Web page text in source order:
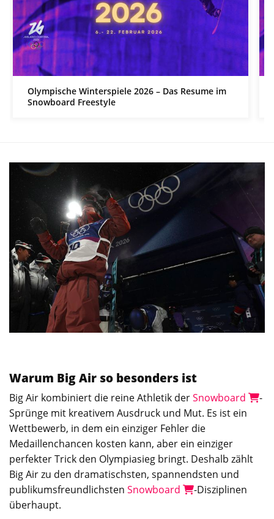
Olympische Winterspiele 2026 – Das Resume im
Snowboard Freestyle
Warum Big Air so besonders ist
Big Air kombiniert die reine Athletik derSnowboard
-
Sprünge mit kreativem Ausdruck und Mut. Es ist ein
Wettbewerb, in dem ein einziger Fehler die
Medaillenchancen kosten kann, aber ein einziger
perfekter Trick den Olympiasieg bringt. Deshalb zählt
Big Air zu den dramatischsten, spannendsten und
publikumsfreundlichsten Snowboard
-Disziplinen
überhaupt.